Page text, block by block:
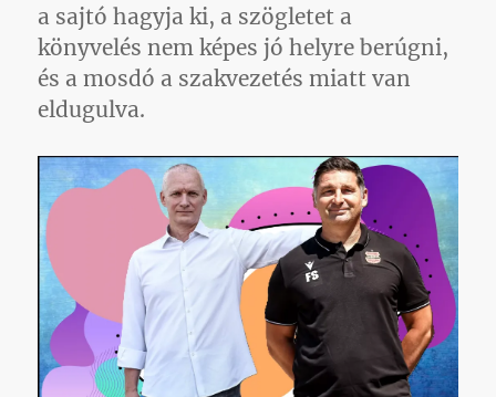
a sajtó hagyja ki, a szögletet a
könyvelés nem képes jó helyre berúgni,
és a mosdó a szakvezetés miatt van
eldugulva.